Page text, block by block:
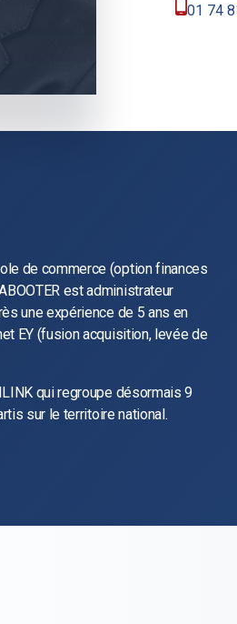
01 74
de commerce (option finances
est administrateur
une expérience de 5 ans en
EY (fusion acquisition, levée de
qui regroupe désormais 9
sur le territoire national.